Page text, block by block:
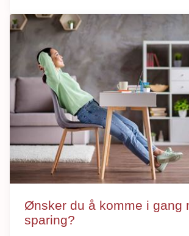
Ønsker du å komme i gang
sparing?